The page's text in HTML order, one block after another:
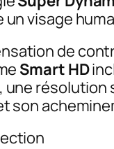
visage
de
Smart HD
une
son